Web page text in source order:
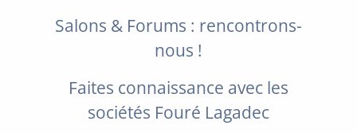
Salons & Forums : rencontrons-
nous !
Faites connaissance avec les
sociétés Fouré Lagadec